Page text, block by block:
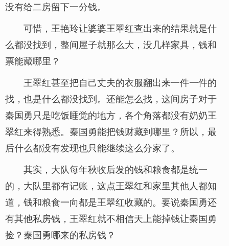
没有给二房留下一分钱。
可惜，王艳玲让婆婆王翠红查出来的结果就是什
么都没找到，整间屋子就那么大，没几样家具，钱和
票能藏哪里？
王翠红甚至把自己丈夫的衣服翻出来一件一件的
找，也是什么都没找到。还能怎么找，这间房子对于
秦国勇只是吃饭睡觉的地方，各个角落都没有奶奶王
翠红来得熟悉。秦国勇能把钱财藏到哪里？所以，最
后什么都没有发现也只能继续这么分家了。
其实，大队每年秋收后发的钱和粮食都是统一
的，大队里都有记账，这点王翠红和家里其他人都知
道，钱和粮食一向都是王翠红收藏的。要说秦国勇还
有其他私房钱，王翠红就不相信天上能掉钱让秦国勇
捡？秦国勇哪来的私房钱？